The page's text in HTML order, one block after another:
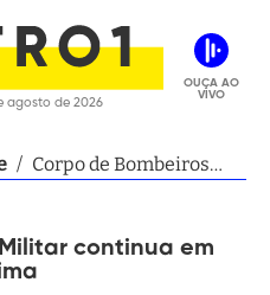
agosto de 2026
OUÇA AO
VIVO
/ Corpo de Bombeiros
vítimacontinua em